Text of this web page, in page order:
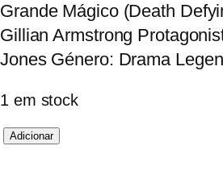
Grande Mágico (Death
Gillian Armstrong
Jones Género: Drama
1 em stock
QAdicionar